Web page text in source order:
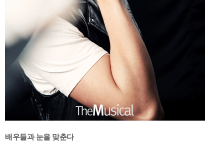
배우들과 눈을 맞춘다